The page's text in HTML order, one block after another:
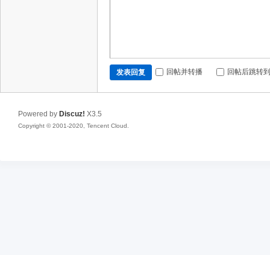
发表回复 回帖并转播 回帖后跳转
Powered by Discuz! X3.5
Copyright © 2001-2020, Tencent Cloud.